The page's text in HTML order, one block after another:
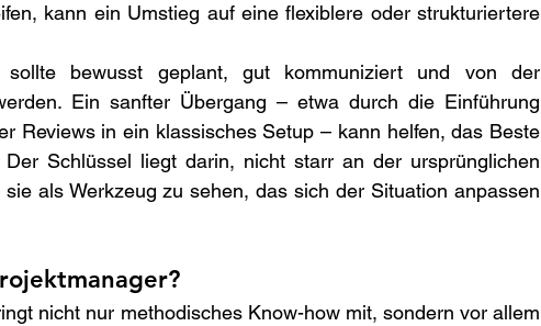
kann ein Umstieg auf eine flexiblere oder strukturiertere
sollte bewusst geplant, gut kommuniziert und von der
Ein sanfter Übergang – etwa durch die Einführung
Reviews in ein klassisches Setup – kann helfen, das Beste
Schlüssel liegt darin, nicht starr an der ursprünglichen
als Werkzeug zu sehen, das sich der Situation anpassen
nicht nur methodisches Know-how mit, sondern vor allem